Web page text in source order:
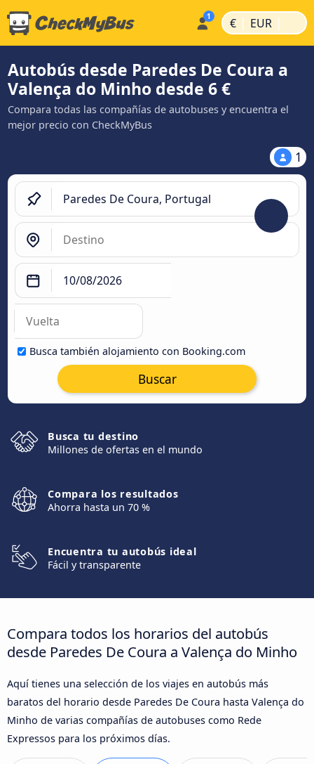
€ | EUR |
Autobús desde Paredes De Coura a
Valença do Minho desde 6 €
Compara todas las compañías de autobuses y encuentra el
mejor precio con CheckMyBus
1
Busca también alojamiento con Booking.com
Buscar
Busca tu destino
Millones de ofertas en el mundo
Compara los resultados
Ahorra hasta un 70 %
Encuentra tu autobús ideal
Fácil y transparente
Compara todos los horarios del autobús
desde Paredes De Coura a Valença do Minho
Aquí tienes una selección de los viajes en autobús más
baratos del horario desde Paredes De Coura hasta Valença do
Minho de varias compañías de autobuses como Rede
Expressos para los próximos días.